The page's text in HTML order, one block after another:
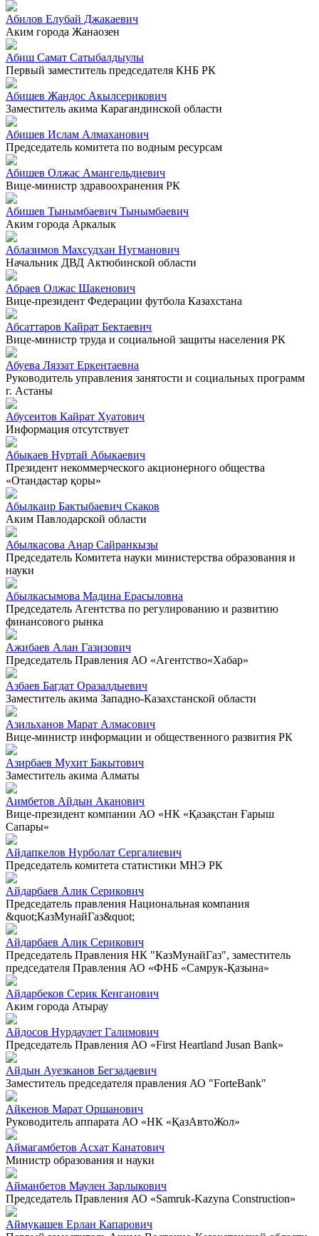
Абилов Елубай Джакаевич
Аким города Жанаозен
Абиш Самат Сатыбалдыулы
Первый заместитель председателя КНБ РК
Абишев Жандос Акылсерикович
Заместитель акима Карагандинской области
Абишев Ислам Алмаханович
Председатель комитета по водным ресурсам
Абишев Олжас Амангельдиевич
Вице-министр здравоохранения РК
Абишев Тынымбаевич Тынымбаевич
Аким города Аркалык
Аблазимов Махсудхан Нугманович
Начальник ДВД Актюбинской области
Абраев Олжас Шакенович
Вице-президент Федерации футбола Казахстана
Абсаттаров Кайрат Бектаевич
Вице-министр труда и социальной защиты населения РК
Абуева Ляззат Еркентаевна
Руководитель управления занятости и социальных программ
г. Астаны
Абусеитов Кайрат Хуатович
Информация отсутствует
Абыкаев Нуртай Абыкаевич
Президент некоммерческого акционерного общества
«Отандастар қоры»
Абылкаир Бактыбаевич Скаков
Аким Павлодарской области
Абылкасова Анар Сайранкызы
Председатель Комитета науки министерства образования и
науки
Абылкасымова Мадина Ерасыловна
Председатель Агентства по регулированию и развитию
финансового рынка
Ажибаев Алан Газизович
Председатель Правления АО «Агентство«Хабар»
Азбаев Багдат Оразалдыевич
Заместитель акима Западно-Казахстанской области
Азильханов Марат Алмасович
Вице-министр информации и общественного развития РК
Азирбаев Мухит Бакытович
Заместитель акима Алматы
Аимбетов Айдын Аканович
Вице-президент компании АО «НК «Қазақстан Ғарыш
Сапары»
Айдапкелов Нурболат Сергалиевич
Председатель комитета статистики МНЭ РК
Айдарбаев Алик Серикович
Председатель правления Национальная компания
&quot;КазМунайГаз&quot;
Айдарбаев Алик Серикович
Председатель Правления НК "КазМунайГаз", заместитель
председателя Правления АО «ФНБ «Самрук-Қазына»
Айдарбеков Серик Кенганович
Аким города Атырау
Айдосов Нурдаулет Галимович
Председатель Правления АО «First Heartland Jusan Bank»
Айдын Ауезканов Бегзадаевич
Заместитель председателя правления АО "ForteBank"
Айкенов Марат Оршанович
Руководитель аппарата АО «НК «ҚазАвтоЖол»
Аймагамбетов Асхат Канатович
Министр образования и науки
Айманбетов Маулен Зарлыкович
Председатель Правления АО «Samruk-Kazyna Construction»
Аймукашев Ерлан Капарович